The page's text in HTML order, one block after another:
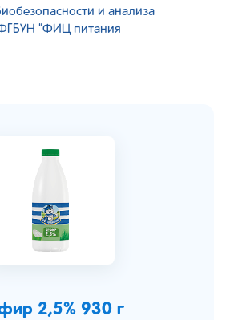
и анализа
"ФИЦ питания
2,5% 930 г